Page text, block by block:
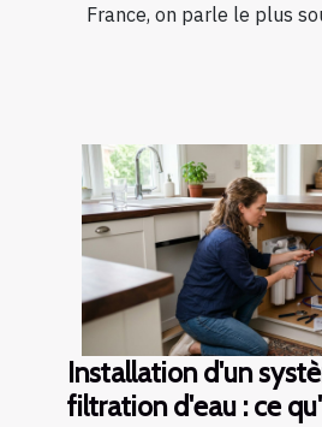
France, on parle le plus
Installation d'un
filtration d'eau : ce